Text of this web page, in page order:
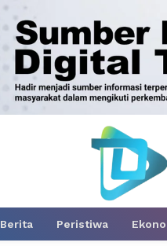
Berita Peristiwa